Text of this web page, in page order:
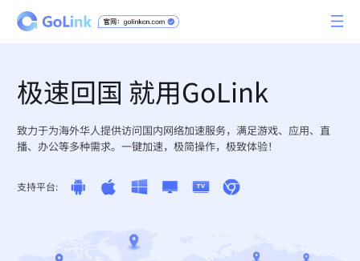
极速回国 就用GoLink
致力于为海外华人提供访问国内网络加速服务，满足游戏、应用、直
播、办公等多种需求。一键加速，极简操作，极致体验！
支持平台: